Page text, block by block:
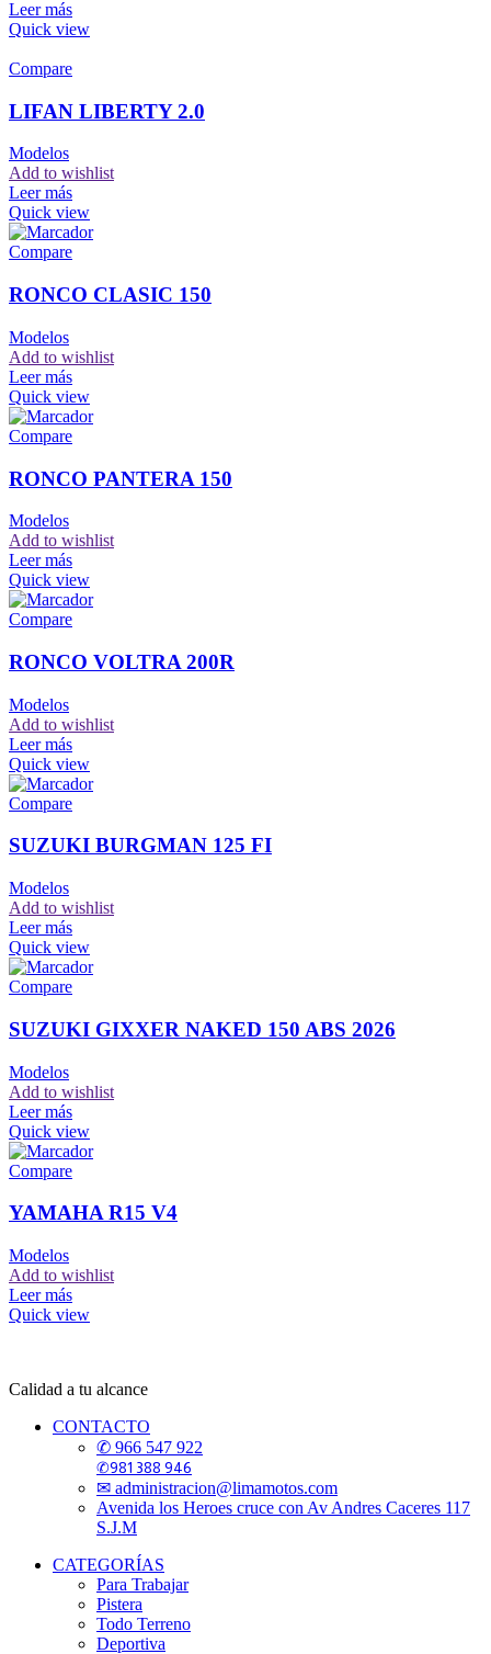
Leer más
Quick view
Compare
LIFAN LIBERTY 2.0
Modelos
Add to wishlist
Leer más
Quick view
Compare
RONCO CLASIC 150
Modelos
Add to wishlist
Leer más
Quick view
Compare
RONCO PANTERA 150
Modelos
Add to wishlist
Leer más
Quick view
Compare
RONCO VOLTRA 200R
Modelos
Add to wishlist
Leer más
Quick view
Compare
SUZUKI BURGMAN 125 FI
Modelos
Add to wishlist
Leer más
Quick view
Compare
SUZUKI GIXXER NAKED 150 ABS 2026
Modelos
Add to wishlist
Leer más
Quick view
Compare
YAMAHA R15 V4
Modelos
Add to wishlist
Leer más
Quick view
Calidad a tu alcance
CONTACTO
✆ 966 547 922
✆981 388 946
✉ administracion@limamotos.com
Avenida los Heroes cruce con Av Andres Caceres 117
S.J.M
CATEGORÍAS
Para Trabajar
Pistera
Todo Terreno
Deportiva